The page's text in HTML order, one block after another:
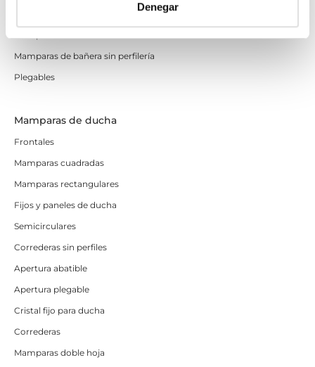
Denegar
Mamparas de bañera abatibles
Mamparas de bañera sin perfilería
Plegables
Mamparas de ducha
Frontales
Mamparas cuadradas
Mamparas rectangulares
Fijos y paneles de ducha
Semicirculares
Correderas sin perfiles
Apertura abatible
Apertura plegable
Cristal fijo para ducha
Correderas
Mamparas doble hoja